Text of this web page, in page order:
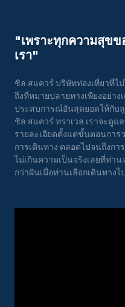
"เพราะทุกความสุขข
เรา"
ชิล สแควร์ บริษัทท่องเที่ยวที่ไ
ถึงที่หมายปลายทางเพียงอย่า
ประสบการณ์อันสุดยอดให้กับลู
ชิล สแควร์ ทราเวล เราจะดู
รายละเอียดตั้งแต่ขั้นตอนการ
การเดินทาง ตลอดไปจนถึงก
ไม่เกินความเป็นจริงเลยที่ท่า
กว่าฝันเมื่อท่านเลือกเดินทาง